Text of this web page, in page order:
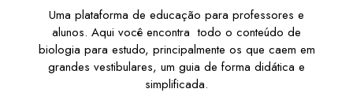
Uma plataforma de educação para professores e
alunos. Aqui você encontra todo o conteúdo de
biologia para estudo, principalmente os que caem em
grandes vestibulares, um guia de forma didática e
simplificada.